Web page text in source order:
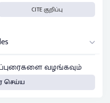
CITE குறிப்பு
வழங்கவும்
செய்ய